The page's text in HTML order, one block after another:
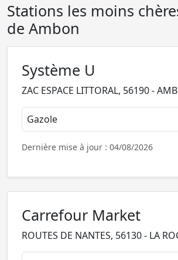
Stations les moins
de Ambon
Système U
ZAC ESPACE LITTORAL, 56190 -
Gazole
Dernière mise à jour : 04/08/2026
Carrefour Market
ROUTES DE NANTES, 56130 - LA